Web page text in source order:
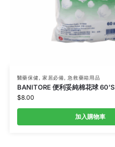
醫藥保健, 家居必備,急救藥箱用品
BANITORE 便利妥純棉花球 60’S
$8.00
加入購物車